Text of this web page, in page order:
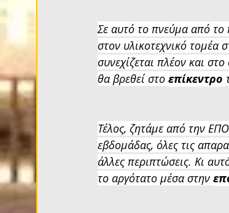
Σε αυτό το πνεύμα από το
στον υλικοτεχνικό τομέα
συνεχίζεται πλέον και
θα βρεθεί στο επίκεντρο
Τέλος, ζητάμε από την
εβδομάδας, όλες τις
άλλες περιπτώσεις. Κι
το αργότατο μέσα στην